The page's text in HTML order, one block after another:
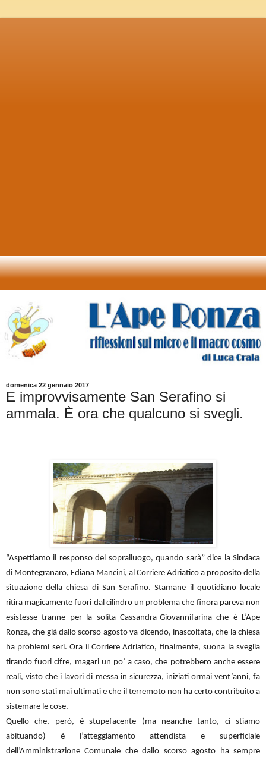
domenica 22 gennaio 2017
E improvvisamente San Serafino si
ammala. È ora che qualcuno si svegli.
“Aspettiamo il responso del sopralluogo, quando sarà” dice la Sindaca
di Montegranaro, Ediana Mancini, al Corriere Adriatico a proposito della
situazione della chiesa di San Serafino. Stamane il quotidiano locale
ritira magicamente fuori dal cilindro un problema che finora pareva non
esistesse tranne per la solita Cassandra-Giovannifarina che è L’Ape
Ronza, che già dallo scorso agosto va dicendo, inascoltata, che la chiesa
ha problemi seri. Ora il Corriere Adriatico, finalmente, suona la sveglia
tirando fuori cifre, magari un po’ a caso, che potrebbero anche essere
reali, visto che i lavori di messa in sicurezza, iniziati ormai vent’anni, fa
non sono stati mai ultimati e che il terremoto non ha certo contribuito a
sistemare le cose.
Quello che, però, è stupefacente (ma neanche tanto, ci stiamo
abituando) è l’atteggiamento attendista e superficiale
dell’Amministrazione Comunale che dallo scorso agosto ha sempre